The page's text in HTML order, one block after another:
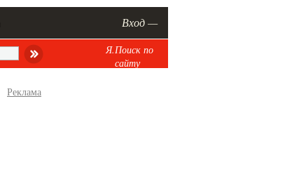
Вход —
Я.Поиск по
сайту
Реклама